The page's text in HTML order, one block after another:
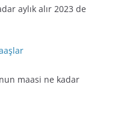
aylık alır 2023 de
maasi ne kadar